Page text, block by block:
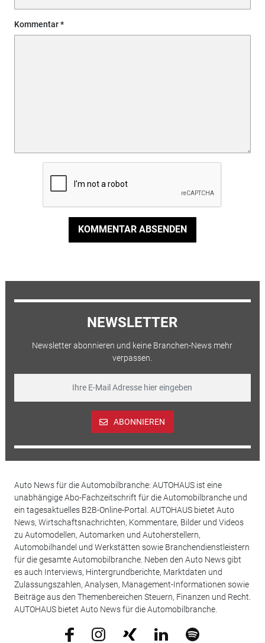
Kommentar
KOMMENTAR ABSENDEN
NEWSLETTER
Newsletter abonnieren und keine Branchen-News mehr
verpassen.
ABONNIEREN
Auto News für die Automobilbranche: AUTOHAUS ist eine
unabhängige Abo-Fachzeitschrift für die Automobilbranche und
ein tagesaktuelles B2B-Online-Portal. AUTOHAUS bietet Auto
News, Wirtschaftsnachrichten, Kommentare, Bilder und Videos
zu Automodellen, Automarken und Autoherstellern,
Automobilhandel und Werkstätten sowie Branchendienstleistern
für die gesamte Automobilbranche. Neben den Auto News gibt
es auch Interviews, Hintergrundberichte, Marktdaten und
Zulassungszahlen, Analysen, Management-Informationen sowie
Beiträge aus den Themenbereichen Steuern, Finanzen und Recht.
AUTOHAUS bietet Auto News für die Automobilbranche.